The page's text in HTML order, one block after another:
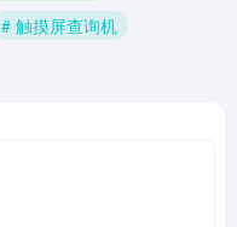
# 触摸屏查询机